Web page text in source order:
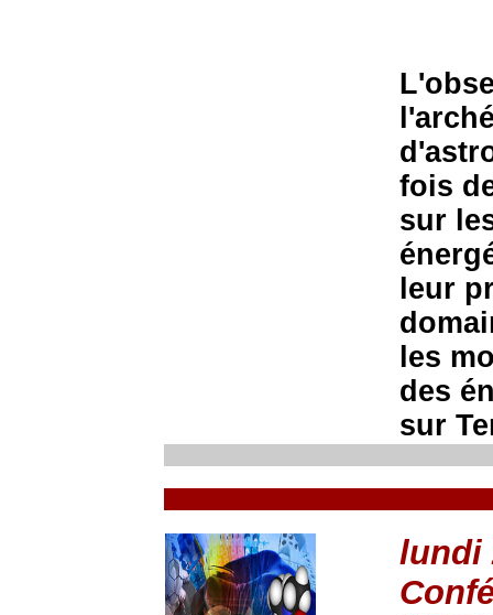
fois
sur
leur
les
des
sur
lundi